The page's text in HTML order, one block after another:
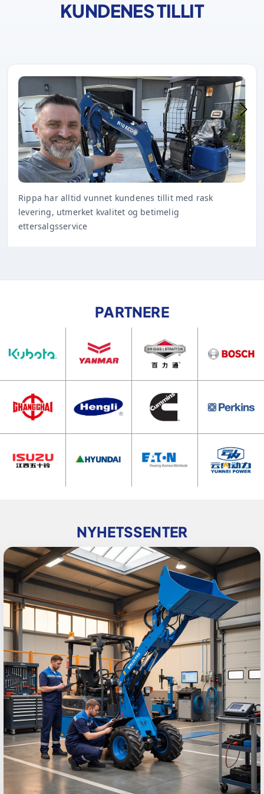
KUNDENES TILLIT
Rippa har alltid vunnet kundenes tillit med rask
levering, utmerket kvalitet og betimelig
ettersalgsservice
PARTNERE
NYHETSSENTER